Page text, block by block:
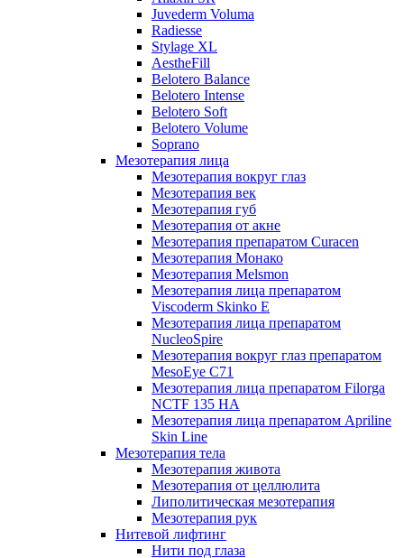
Juvederm Voluma
Radiesse
Stylage XL
AestheFill
Belotero Balance
Belotero Intense
Belotero Soft
Belotero Volume
Soprano
Мезотерапия лица
Мезотерапия вокруг глаз
Мезотерапия век
Мезотерапия губ
Мезотерапия от акне
Мезотерапия препаратом Curacen
Мезотерапия Монако
Мезотерапия Melsmon
Мезотерапия лица препаратом
Viscoderm Skinko E
Мезотерапия лица препаратом
NucleoSpire
Мезотерапия вокруг глаз препаратом
MesoEye С71
Мезотерапия лица препаратом Filorga
NCTF 135 HA
Мезотерапия лица препаратом Apriline
Skin Line
Мезотерапия тела
Мезотерапия живота
Мезотерапия от целлюлита
Липолитическая мезотерапия
Мезотерапия рук
Нитевой лифтинг
Нити под глаза